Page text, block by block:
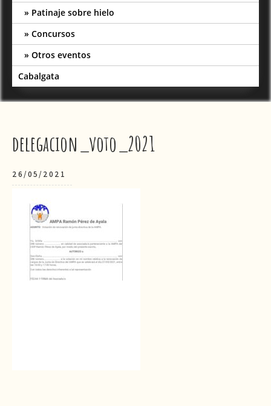
Patinaje sobre hielo
Concursos
Otros eventos
Cabalgata
delegacion_voto_2021
26/05/2021